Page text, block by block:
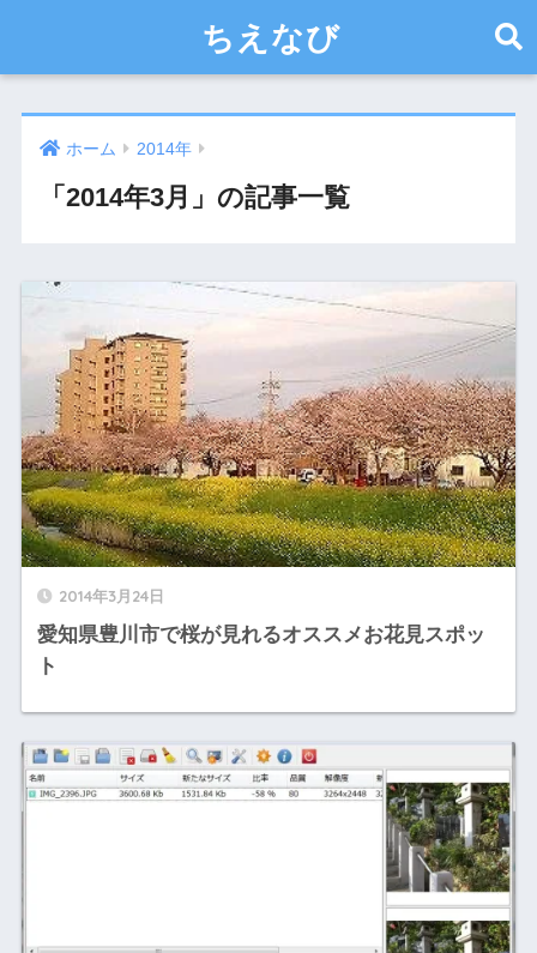
ちえなび
ホーム 2014年
「2014年3月」の記事一覧
2014年3月24日
愛知県豊川市で桜が見れるオススメお花見スポッ
ト